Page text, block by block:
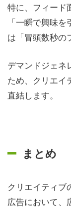
特に、フィード
「一瞬で興味
は「冒頭数秒の
デマンドジェネ
ため、クリエイ
直結します。
まとめ
クリエイティブ
広告において、